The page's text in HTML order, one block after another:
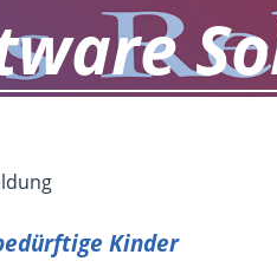
Kinder